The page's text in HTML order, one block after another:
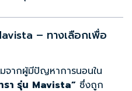
– ทางเลือกเพื่อ
จากผู้มีปัญหาการนอนใน
า รุ่น Mavista” ซึ่งถูก